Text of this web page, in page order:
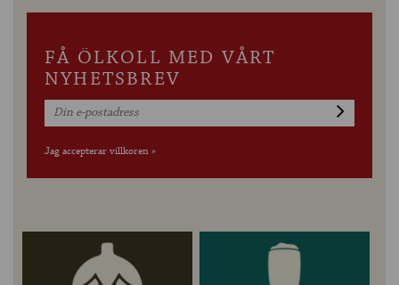
FÅ ÖLKOLL MED VÅRT
NYHETSBREV
Jag accepterar villkoren »